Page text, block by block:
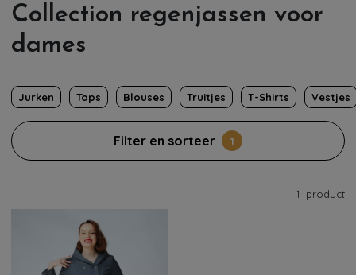
Collection regenjassen voor
dames
Jurken Tops Blouses Truitjes T-Shirts Vestjes
Filter en sorteer 1
1 product